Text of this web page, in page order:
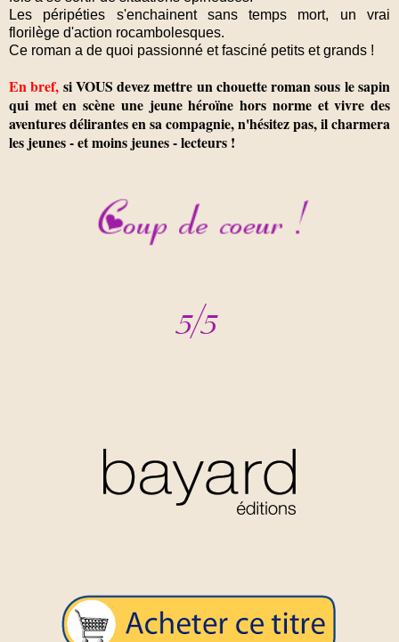
Les péripéties s'enchainent sans temps mort, un vrai
florilège d'action rocambolesques.
Ce roman a de quoi passionné et fasciné petits et grands !
En bref, si VOUS devez mettre un chouette roman sous le sapin
qui met en scène une jeune héroïne hors norme et vivre des
aventures délirantes en sa compagnie, n'hésitez pas, il charmera
les jeunes - et moins jeunes - lecteurs !